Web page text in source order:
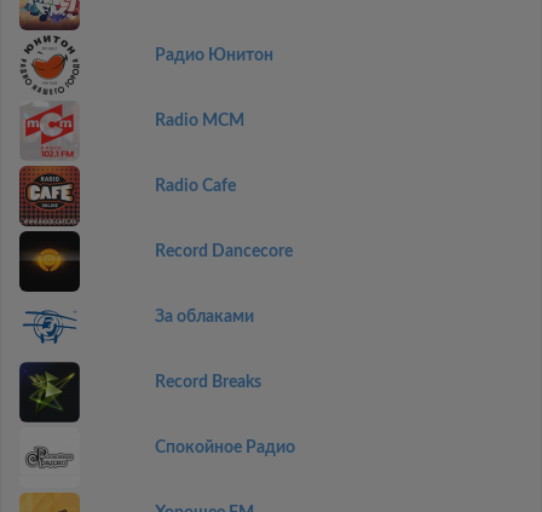
Радио Юнитон
Radio MCM
Radio Cafe
Record Dancecore
За облаками
Record Breaks
Спокойное Радио